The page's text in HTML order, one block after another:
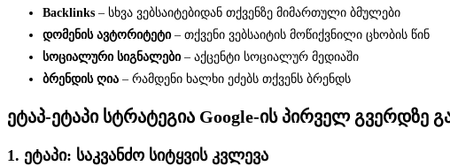
Backlinks – სხვა ვებსაიტებიდან თქვენზე მიმართული ბმულები
დომენის ავტორიტეტი – თქვენი ვებსაიტის მოწიქვნილი ცხობის წინ
სოციალური სიგნალები – აქცენტი სოციალურ მედიაში
ბრენდის ღია – რამდენი ხალხი ეძებს თქვენს ბრენდს
ეტაპ-ეტაპი სტრატეგია Google-ის პირველ გვერდზე
1. ეტაპი: საკვანძო სიტყვის კვლევა